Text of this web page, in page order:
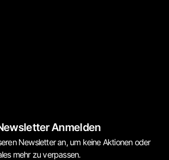
Anmelden
Newsletter an, um keine Aktionen oder
mehr zu verpassen.